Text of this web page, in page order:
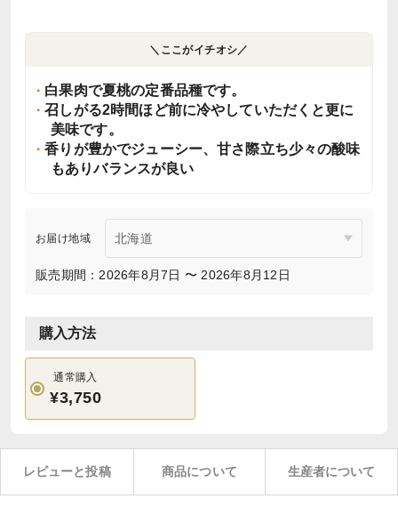
＼ここがイチオシ／
白果肉で夏桃の定番品種です。
召しがる2時間ほど前に冷やしていただくと更に
美味です。
香りが豊かでジューシー、甘さ際立ち少々の酸味
もありバランスが良い
お届け地域
販売期間：2026年8月7日 〜 2026年8月12日
購入方法
通常購入
¥3,750
レビューと投稿 商品について 生産者について